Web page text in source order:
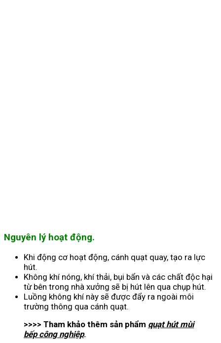
Nguyên lý hoạt động.
Khi động cơ hoạt động, cánh quạt quay, tạo ra lực
hút.
Không khí nóng, khí thải, bụi bẩn và các chất độc hại
từ bên trong nhà xưởng sẽ bị hút lên qua chụp hút.
Luồng không khí này sẽ được đẩy ra ngoài môi
trường thông qua cánh quạt.
>>>> Tham khảo thêm sản phẩm quạt hút mùi
bếp công nghiệp.